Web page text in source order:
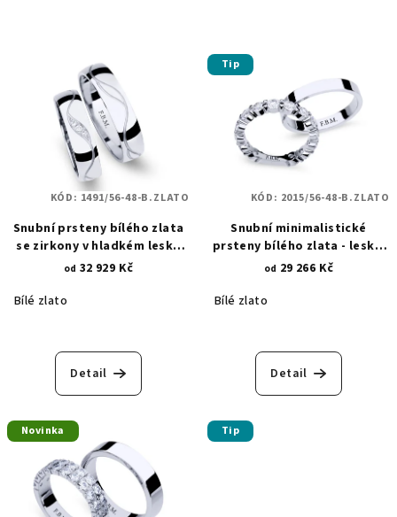
Snubní prsteny bílého zlata
se zirkony v hladkém lesku
1491
od 32 929 Kč
Bílé zlato
Detail
KÓD: 1491/56-48-B.ZLATO
Tip
Snubní minimalistické
prsteny bílého zlata - lesk a
zirkony 2015
od 29 266 Kč
Bílé zlato
Detail
KÓD: 2015/56-48-B.ZLATO
Novinka Tip